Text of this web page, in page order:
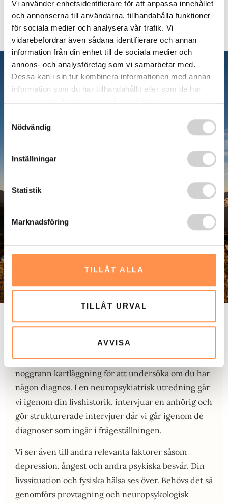
Vi använder enhetsidentifierare för att anpassa innehållet
och annonserna till användarna, tillhandahålla funktioner
för sociala medier och analysera vår trafik. Vi
vidarebefordrar även sådana identifierare och annan
information från din enhet till de sociala medier och
annons- och analysföretag som vi samarbetar med.
Dessa kan i sin tur kombinera informationen med annan
information som du har tillhandahållit eller som de har
Nödvändig
Inställningar
Statistik
Marknadsföring
TILLÅT ALLA
TILLÅT URVAL
AVVISA
NPF utredning - så
Det finns en betydande variation i hur de här
tillstånden tar sig i uttryck. Man kan inte dra alla
över en kam. Därför är det viktigt att göra en
noggrann kartläggning för att undersöka om du har
någon diagnos. I en neuropsykiatrisk utredning går
vi igenom din livshistorik, intervjuar en anhörig och
gör strukturerade intervjuer där vi går igenom de
diagnoser som ingår i frågeställningen.
Vi ser även till andra relevanta faktorer såsom
depression, ångest och andra psykiska besvär. Din
livssituation och fysiska hälsa ses över. Behövs det så
genomförs provtagning och neuropsykologisk